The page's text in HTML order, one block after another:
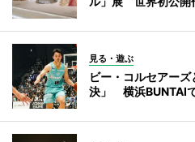
見る・遊ぶ
ビー・コルセアー
決」 横浜BUNTAI